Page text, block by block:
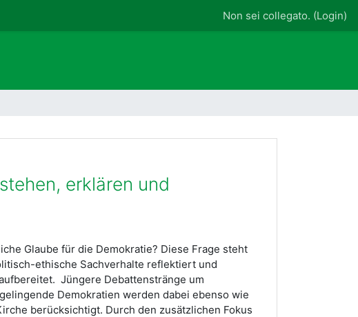
Non sei collegato. (Login)
erklären und
Glaube für die Demokratie? Diese Frage steht
ethische Sachverhalte reflektiert und
Jüngere Debattenstränge um
Demokratien werden dabei ebenso wie
berücksichtigt. Durch den zusätzlichen Fokus